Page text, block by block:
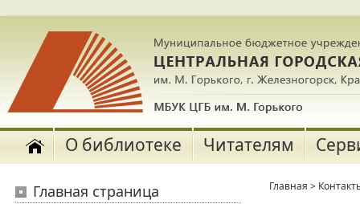
О библиотеке Читателям
Главная страница
Главная >